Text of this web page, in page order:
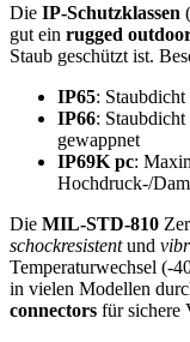
Die IP-Schutzklassen
gut ein rugged
Staub geschützt ist.
IP65: Staubdicht
IP66: Staubdicht
gewappnet
IP69K pc:
Hochdruck-/
Die MIL-STD-810
schockresistentund
Temperaturwechsel (-
in vielen Modellen
connectors für sichere